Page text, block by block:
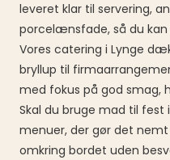
leveret klar til servering,
porcelænsfade, så du
Vores catering i Lynge
bryllup til
med fokus på god smag,
Skal du bruge mad til
menuer, der gør det
omkring bordet uden